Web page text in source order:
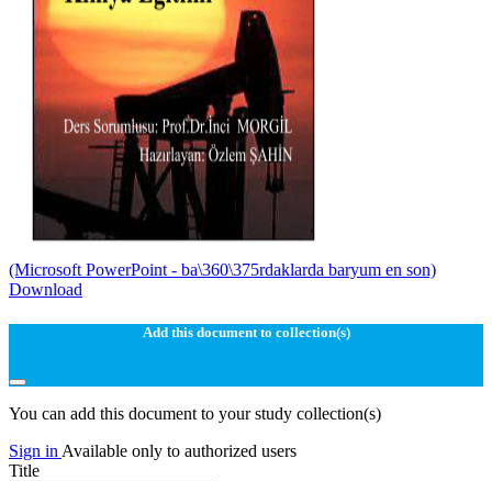
(Microsoft PowerPoint - ba\360\375rdaklarda baryum en son)
Download
Add this document to collection(s)
You can add this document to your study collection(s)
Sign in Available only to authorized users
Title